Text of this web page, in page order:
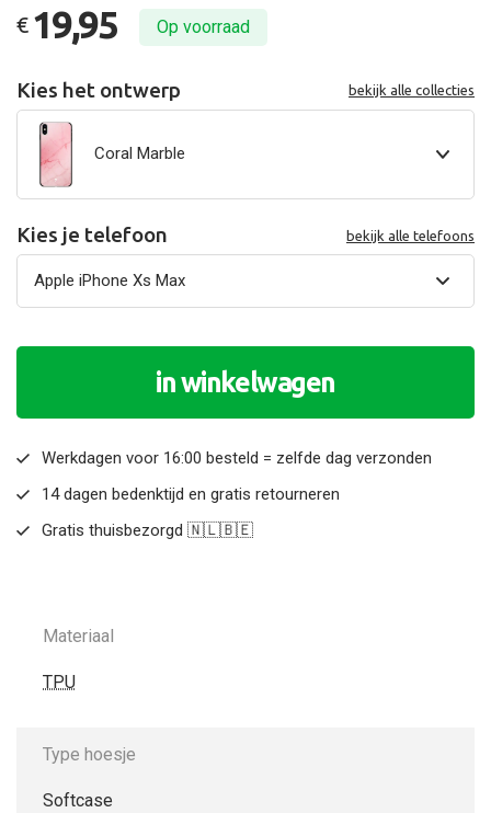
€ 19,95 Op voorraad
Kies het ontwerp bekijk alle collecties
Coral Marble
Kies je telefoon bekijk alle telefoons
in winkelwagen
Werkdagen voor 16:00 besteld = zelfde dag verzonden
14 dagen bedenktijd en gratis retourneren
Gratis thuisbezorgd 🇳🇱🇧🇪
Materiaal
TPU
Type hoesje
Softcase